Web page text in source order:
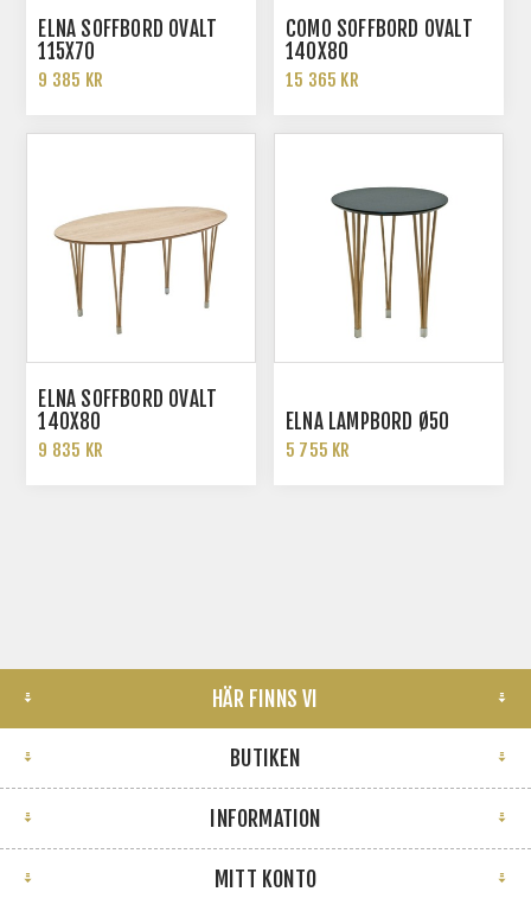
ELNA SOFFBORD OVALT
115X70
9 385 KR
COMO SOFFBORD OVALT
140X80
15 365 KR
ELNA SOFFBORD OVALT
140X80
9 835 KR
ELNA LAMPBORD Ø50
5 755 KR
HÄR FINNS VI
BUTIKEN
INFORMATION
MITT KONTO